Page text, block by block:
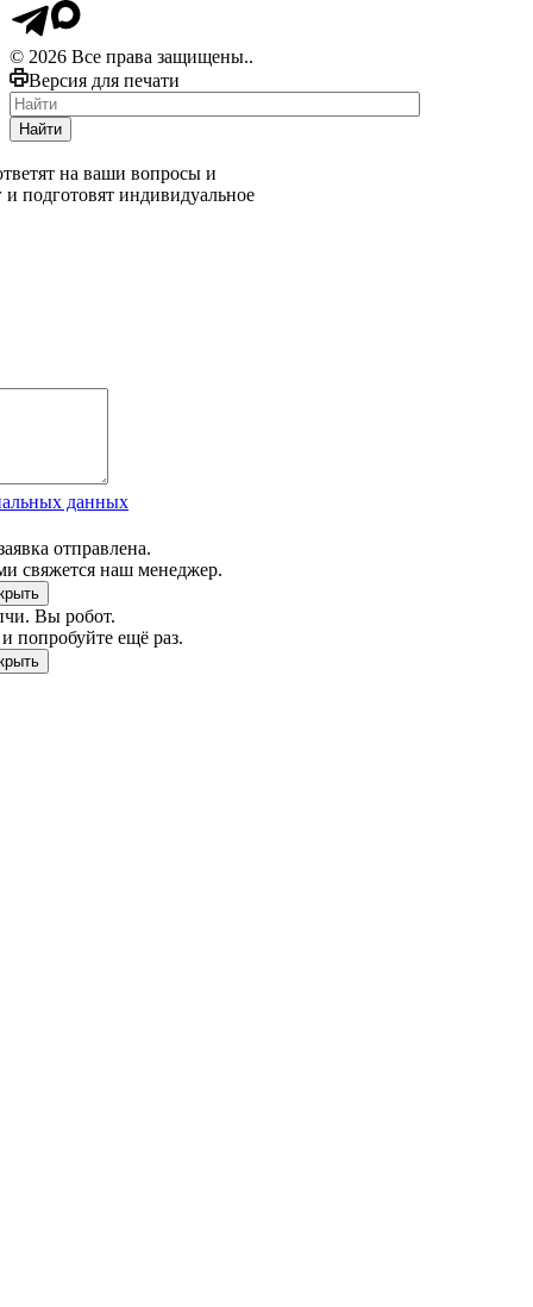
© 2026 Все права защищены..
Версия для печати
Найти
на ваши вопросы и
и подготовят индивидуальное
данных
отправлена.
свяжется наш менеджер.
Вы робот.
попробуйте ещё раз.